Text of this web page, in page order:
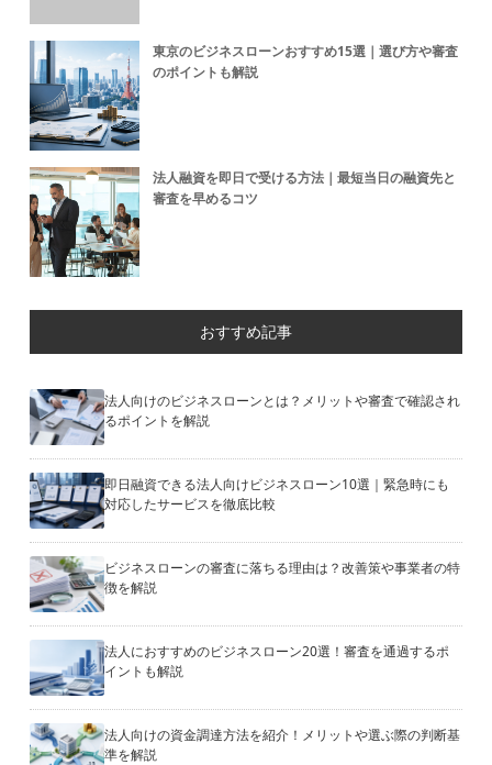
東京のビジネスローンおすすめ15選｜選び方や審査
のポイントも解説
法人融資を即日で受ける方法｜最短当日の融資先と
審査を早めるコツ
おすすめ記事
法人向けのビジネスローンとは？メリットや審査で確認され
るポイントを解説
即日融資できる法人向けビジネスローン10選｜緊急時にも
対応したサービスを徹底比較
ビジネスローンの審査に落ちる理由は？改善策や事業者の特
徴を解説
法人におすすめのビジネスローン20選！審査を通過するポ
イントも解説
法人向けの資金調達方法を紹介！メリットや選ぶ際の判断基
準を解説